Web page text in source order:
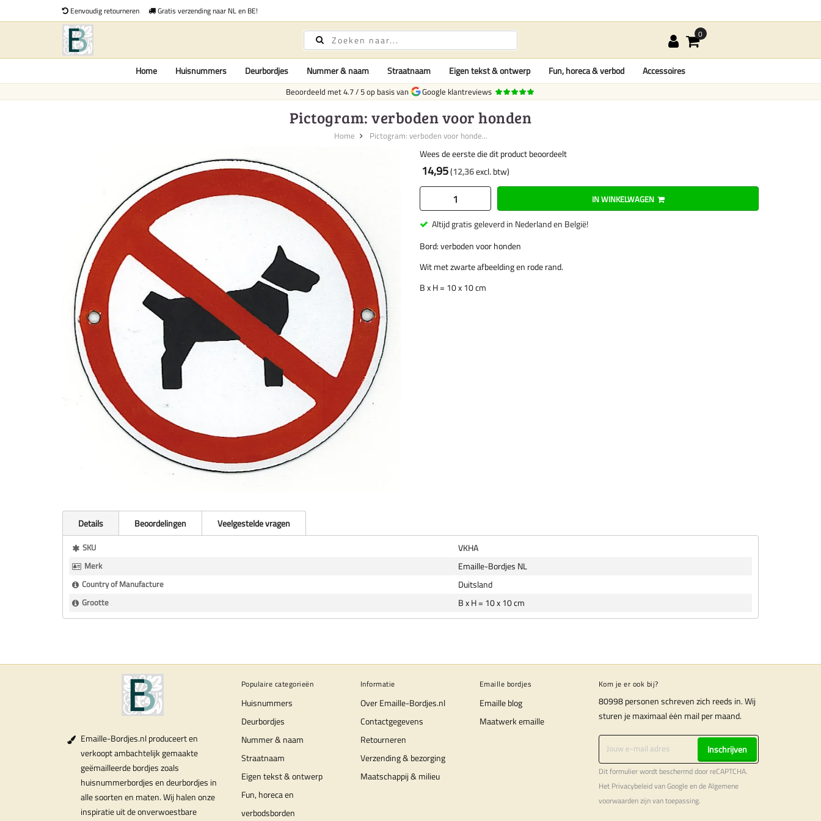
Eenvoudig retourneren Gratis verzending naar NL en BE!
Home Huisnummers Deurbordjes Nummer & naam Straatnaam Eigen tekst & ontwerp Fun, horeca & verbod Accessoires
Beoordeeld met4.7/5op basis van Google klantreviews
Pictogram: verboden voor honden
Home Pictogram: verboden voor honde...
Wees de eerste die dit product beoordeelt
14,95 12,36
IN WINKELWAGEN
Altijd gratis geleverd in Nederland en België!
Bord: verboden voor honden
Wit met zwarte afbeelding en rode rand.
B x H = 10 x 10 cm
Details Beoordelingen
Veelgestelde vragen
Meer
Informatie
SKU VKHA
Merk Emaille-Bordjes NL
Country of Manufacture Duitsland
Grootte B x H = 10 x 10 cm
Emaille-Bordjes.nl produceert en
verkoopt ambachtelijk gemaakte
geëmailleerde bordjes zoals
huisnummerbordjes en deurbordjes in
alle soorten en maten. Wij halen onze
inspiratie uit de onverwoestbare
Populaire categorieën
Huisnummers
Deurbordjes
Nummer & naam
Straatnaam
Eigen tekst & ontwerp
Fun, horeca en
verbodsborden
Informatie
Over Emaille-Bordjes.nl
Contactgegevens
Retourneren
Verzending & bezorging
Maatschappij & milieu
Emaille bordjes
Emaille blog
Maatwerk emaille
Kom je er ook bij?
80998 personen schreven zich reeds in. Wij
sturen je maximaal ėėn mail per maand.
Inschrijven
Dit formulier wordt beschermd door reCAPTCHA.
Het Privacybeleidvan Google en deAlgemene
voorwaardenzijn van toepassing.